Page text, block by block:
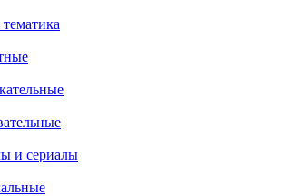
и сериалы